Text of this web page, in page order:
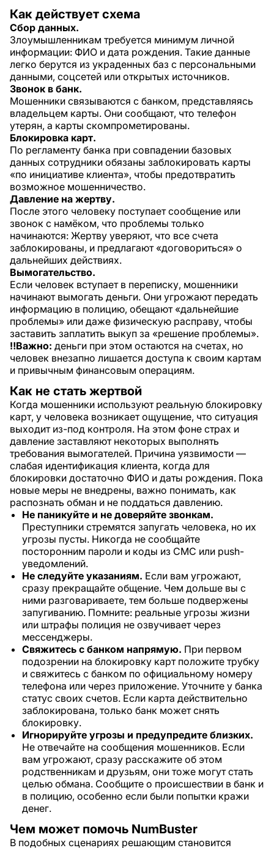
Как действует схема
Сбор данных.
Злоумышленникам требуется минимум личной
информации: ФИО и дата рождения. Такие данные
легко берутся из украденных баз с персональными
данными, соцсетей или открытых источников.
Звонок в банк.
Мошенники связываются с банком, представляясь
владельцем карты. Они сообщают, что телефон
утерян, а карты скомпрометированы.
Блокировка карт.
По регламенту банка при совпадении базовых
данных сотрудники обязаны заблокировать карты
«по инициативе клиента», чтобы предотвратить
возможное мошенничество.
Давление на жертву.
После этого человеку поступает сообщение или
звонок с намёком, что проблемы только
начинаются: Жертву уверяют, что все счета
заблокированы, и предлагают «договориться» о
дальнейших действиях.
Вымогательство.
Если человек вступает в переписку, мошенники
начинают вымогать деньги. Они угрожают передать
информацию в полицию, обещают «дальнейшие
проблемы» или даже физическую расправу, чтобы
заставить заплатить выкуп за «решение проблемы».
‼️Важно: деньги при этом остаются на счетах, но
человек внезапно лишается доступа к своим картам
и привычным финансовым операциям.
Как не стать жертвой
Когда мошенники используют реальную блокировку
карт, у человека возникает ощущение, что ситуация
выходит из-под контроля. На этом фоне страх и
давление заставляют некоторых выполнять
требования вымогателей. Причина уязвимости —
слабая идентификация клиента, когда для
блокировки достаточно ФИО и даты рождения. Пока
новые меры не внедрены, важно понимать, как
распознать обман и не поддаться давлению.
Не паникуйте и не доверяйте звонкам.
Преступники стремятся запугать человека, но их
угрозы пусты. Никогда не сообщайте
посторонним пароли и коды из СМС или push-
уведомлений.
Не следуйте указаниям. Если вам угрожают,
сразу прекращайте общение. Чем дольше вы с
ними разговариваете, тем больше подвержены
запугиванию. Помните: реальные угрозы жизни
или штрафы полиция не озвучивает через
мессенджеры.
Свяжитесь с банком напрямую. При первом
подозрении на блокировку карт положите трубку
и свяжитесь с банком по официальному номеру
телефона или через приложение. Уточните у банка
статус своих счетов. Если карта действительно
заблокирована, только банк может снять
блокировку.
Игнорируйте угрозы и предупредите близких.
Не отвечайте на сообщения мошенников. Если
вам угрожают, сразу расскажите об этом
родственникам и друзьям, они тоже могут стать
целью обмана. Сообщите о происшествии в банк и
в полицию, особенно если были попытки кражи
денег.
Чем может помочь NumBuster
В подобных сценариях решающим становится